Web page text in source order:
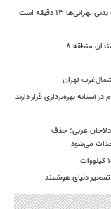
منطقه ۸
تهران
آستانه بهره‌برداری قرار دارند
غربی؛ حذف
می‌شود